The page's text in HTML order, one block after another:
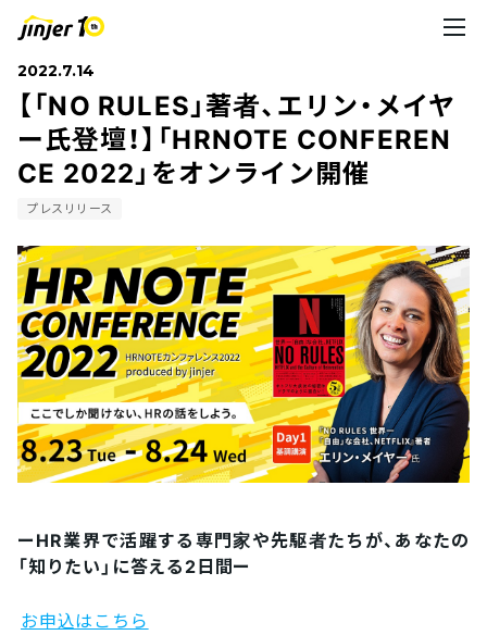
2022.7.14
【「NO RULES」著者、エリン・メイヤ
ー氏登壇！】「HRNOTE CONFEREN
CE 2022」をオンライン開催
プレスリリース
ーHR業界で活躍する専門家や先駆者たちが、あなたの
「知りたい」に答える2日間ー
お申込はこちら